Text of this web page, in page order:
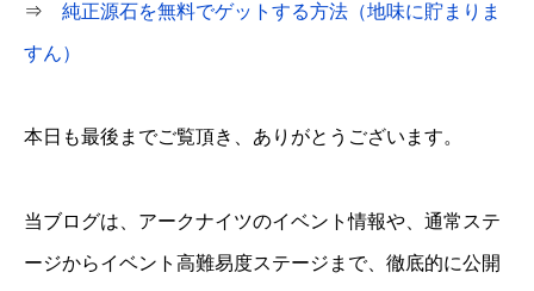
⇒ 純正源石を無料でゲットする方法（地味に貯まりま
すん）
本日も最後までご覧頂き、ありがとうございます。
当ブログは、アークナイツのイベント情報や、通常ステ
ージからイベント高難易度ステージまで、徹底的に公開